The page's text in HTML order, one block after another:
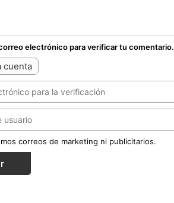
electrónico para verificar tu comentario.
cuenta
correos de marketing ni publicitarios.